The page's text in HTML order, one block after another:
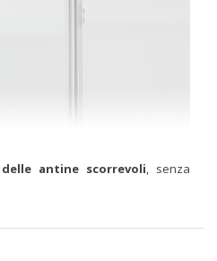
antine scorrevoli , senza